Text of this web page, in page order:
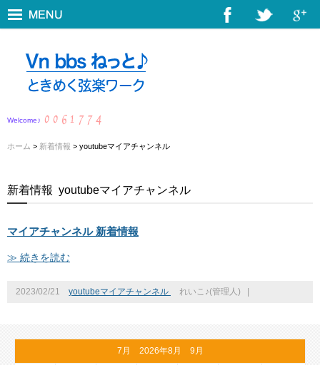
Welcome♪
ホーム > 新着情報 > youtubeマイアチャンネル
新着情報 youtubeマイアチャンネル
マイアチャンネル 新着情報
≫ 続きを読む
2023/02/21 youtubeマイアチャンネル れいこ♪(管理人)
7月 2026年8月 9月